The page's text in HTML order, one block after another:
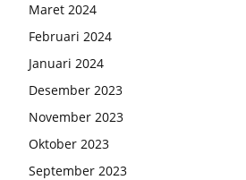
Maret 2024
Februari 2024
Januari 2024
Desember 2023
November 2023
Oktober 2023
September 2023